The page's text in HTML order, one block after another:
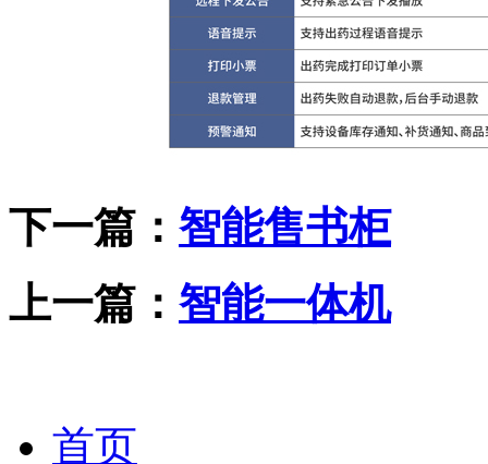
下一篇： 智能售书柜
上一篇： 智能一体机
首页